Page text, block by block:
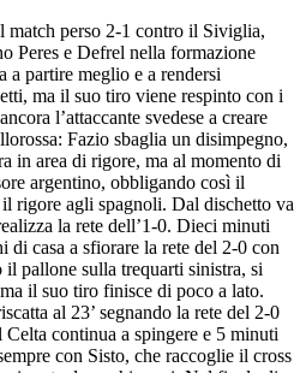
match perso 2-1 contro il Siviglia,
Peres e Defrel nella formazione
a partire meglio e a rendersi
ma il suo tiro viene respinto con i
l’attaccante svedese a creare
Fazio sbaglia un disimpegno,
in area di rigore, ma al momento di
argentino, obbligando così il
rigore agli spagnoli. Dal dischetto va
la rete dell’1-0. Dieci minuti
di casa a sfiorare la rete del 2-0 con
pallone sulla trequarti sinistra, si
il suo tiro finisce di poco a lato.
al 23’ segnando la rete del 2-0
continua a spingere e 5 minuti
con Sisto, che raccoglie il cross